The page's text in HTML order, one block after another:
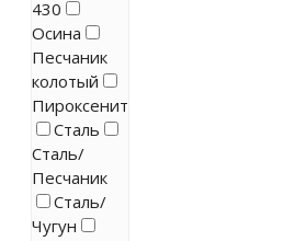
430
Осина
Песчаник
колотый
Пироксенит
Сталь
Сталь/
Песчаник
Сталь/
Чугун